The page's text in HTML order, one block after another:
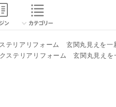
テリアリフォーム 玄関丸見えを一
ステリアリフォーム 玄関丸見えを